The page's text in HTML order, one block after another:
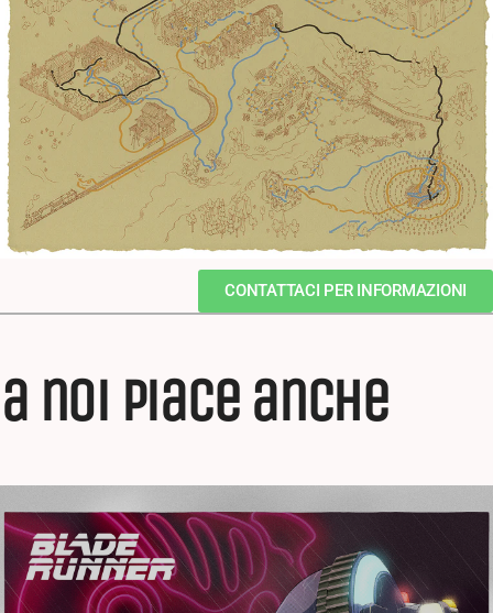
CONTATTACI PER INFORMAZIONI
a noi piace anche